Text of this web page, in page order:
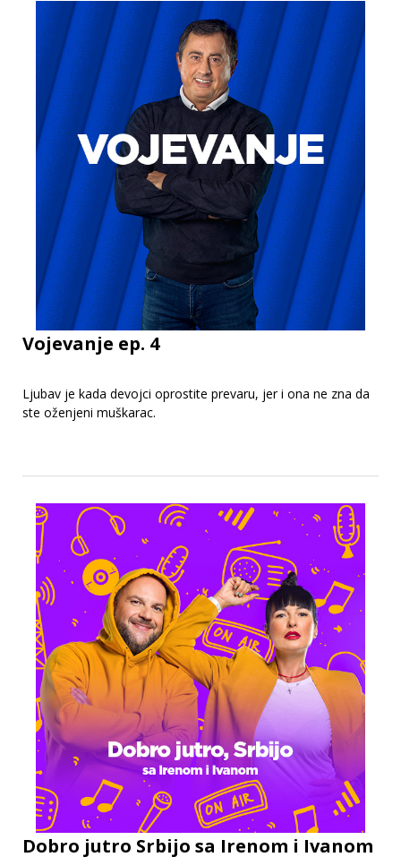
Vojevanje ep. 4
Ljubav je kada devojci oprostite prevaru, jer i ona ne zna da
ste oženjeni muškarac.
Dobro jutro Srbijo sa Irenom i Ivanom